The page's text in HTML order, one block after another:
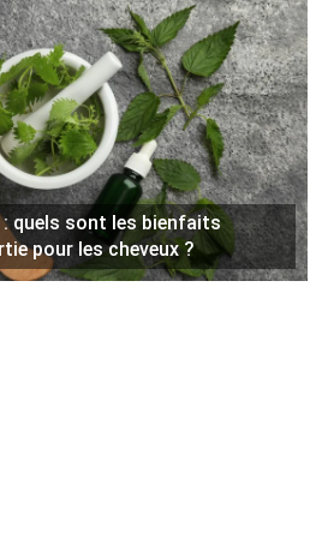
quels sont les bienfaits
pour les cheveux ?